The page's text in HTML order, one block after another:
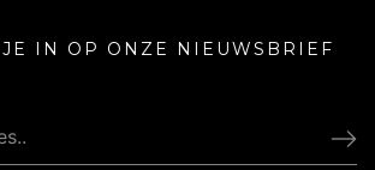
IN OP ONZE NIEUWSBRIEF